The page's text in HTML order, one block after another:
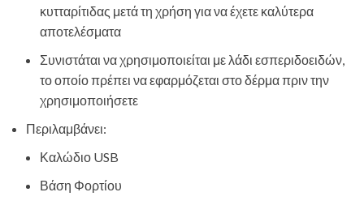
κυτταρίτιδας μετά τη χρήση για να έχετε καλύτερα
αποτελέσματα
Συνιστάται να χρησιμοποιείται με λάδι εσπεριδοειδών,
το οποίο πρέπει να εφαρμόζεται στο δέρμα πριν την
χρησιμοποιήσετε
Περιλαμβάνει:
Καλώδιο USB
Βάση Φορτίου